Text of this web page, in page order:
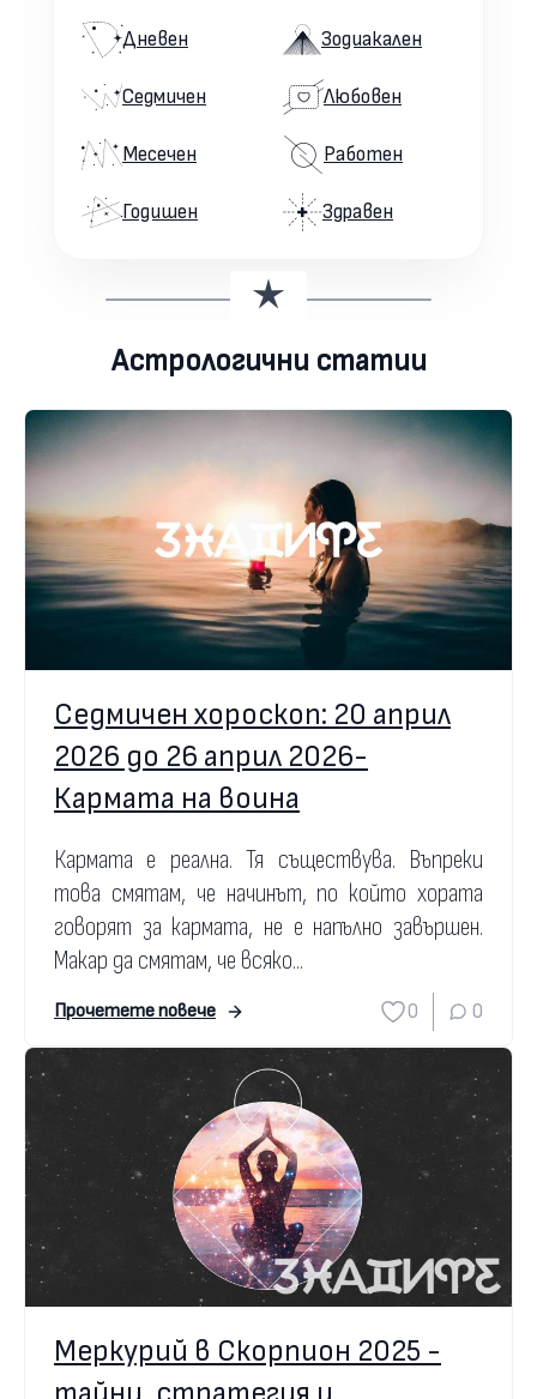
Дневен
Седмичен
Месечен
Годишен
Зодиакален
Любовен
Работен
Здравен
Астрологични статии
Седмичен хороскоп: 20 април
2026 до 26 април 2026-
Кармата на воина
Кармата е реална. Тя съществува. Въпреки
това смятам, че начинът, по който хората
говорят за кармата, не е напълно завършен.
Макар да смятам, че всяко...
Прочетете повече 0 0
Меркурий в Скорпион 2025 -